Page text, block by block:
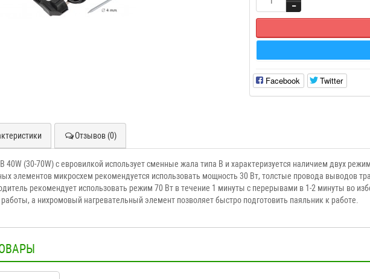
Facebook Twitter
Отзывов (0)
40W (30-70W) с евровилкой использует сменные жала типа В и характеризуется наличием двух
элементов микросхем рекомендуется использовать мощность 30 Вт, толстые провода выводов
рекомендует использовать режим 70 Вт в течение 1 минуты с перерывами в 1-2 минуты во
а нихромовый нагревательный элемент позволяет быстро подготовить паяльник к работе.